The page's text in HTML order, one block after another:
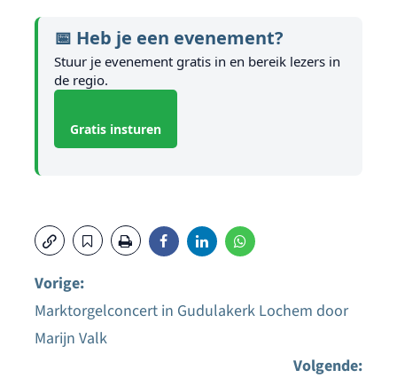
📅 Heb je een evenement?
Stuur je evenement gratis in en bereik lezers in
de regio.
Gratis insturen
Bericht
Vorige:
Marktorgelconcert in Gudulakerk Lochem door
Marijn Valk
Volgende: